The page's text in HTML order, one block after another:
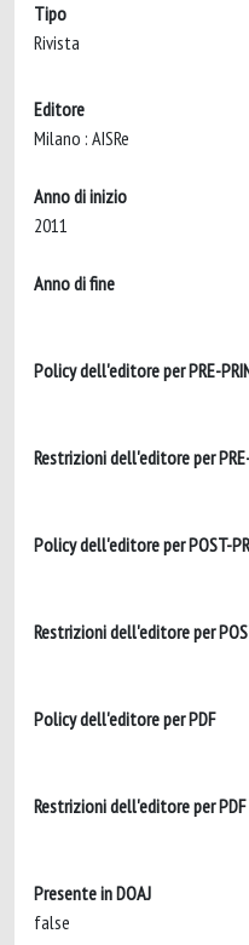
Tipo
Rivista
Editore
Anno di inizio
Anno di fine
Policy dell'editore per PRE-
Restrizioni dell'editore per
Policy dell'editore per POST-
Restrizioni dell'editore per
Policy dell'editore per PDF
Restrizioni dell'editore per PDF
Presente in DOAJ